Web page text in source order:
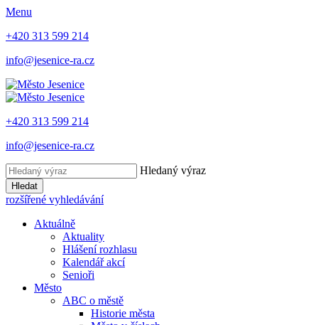
Menu
+420 313 599 214
info@jesenice-ra.cz
+420 313 599 214
info@jesenice-ra.cz
Hledaný výraz
Hledat
rozšířené vyhledávání
Aktuálně
Aktuality
Hlášení rozhlasu
Kalendář akcí
Senioři
Město
ABC o městě
Historie města